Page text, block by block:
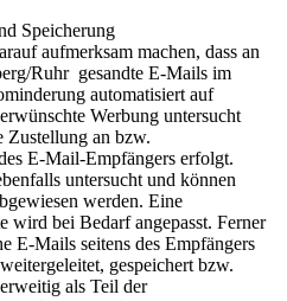
Speicherung
aufmerksam machen, dass an
Ruhr gesandte E-Mails im
automatisiert auf
Werbung untersucht
Zustellung an bzw.
E-Mail-Empfängers erfolgt.
untersucht und können
werden. Eine
wird bei Bedarf angepasst. Ferner
E-Mails seitens des Empfängers
gespeichert bzw.
als Teil der